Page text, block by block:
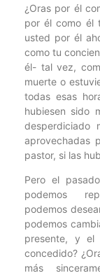
¿Oras por él
por él como él
usted por él
como tu
él- tal vez,
muerte o
todas esas
hubiesen sido
desperdiciado
aprovechadas
pastor, si las
Pero el
podemos
podemos
podemos
presente, y
concedido?
más